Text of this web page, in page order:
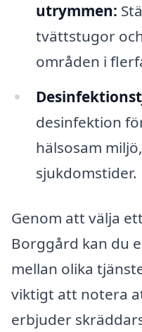
utrymmen:
tvättstugor
områden i
desinfektion
hälsosam
sjukdomstider.
Genom att välja
Borggård kan du
mellan olika
viktigt att notera
erbjuder